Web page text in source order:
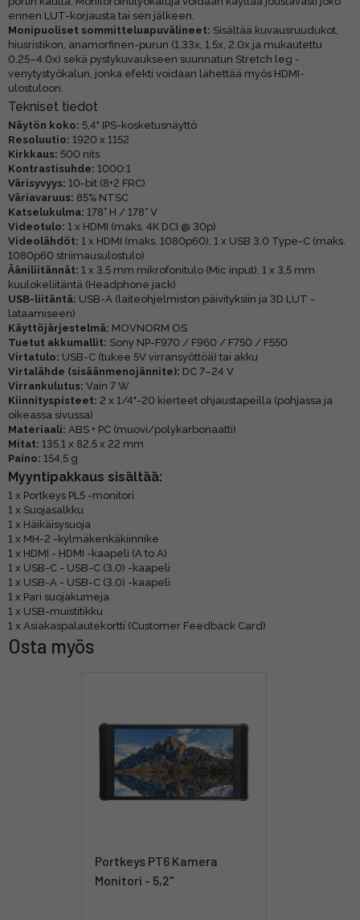
ennen LUT-korjausta tai sen jälkeen.
Monipuoliset sommitteluapuvälineet: Sisältää kuvausruudukot,
hiusristikon, anamorfinen-purun (1.33x, 1.5x, 2.0x ja mukautettu
0.25–4.0x) sekä pystykuvaukseen suunnatun Stretch leg -
venytystyökalun, jonka efekti voidaan lähettää myös HDMI-
ulostuloon.
Tekniset tiedot
Näytön koko: 5,4" IPS-kosketusnäyttö
Resoluutio: 1920 x 1152
Kirkkaus: 500 nits
Kontrastisuhde: 1000:1
Värisyvyys: 10-bit (8+2 FRC)
Väriavaruus: 85% NTSC
Katselukulma: 178° H / 178° V
Videotulo: 1 x HDMI (maks. 4K DCI @ 30p)
Videolähdöt: 1 x HDMI (maks. 1080p60), 1 x USB 3.0 Type-C (maks.
1080p60 striimausulostulo)
Ääniliitännät: 1 x 3,5 mm mikrofonitulo (Mic input), 1 x 3,5 mm
kuulokeliitäntä (Headphone jack)
USB-liitäntä: USB-A (laiteohjelmiston päivityksiin ja 3D LUT -
lataamiseen)
Käyttöjärjestelmä: MOVNORM OS
Tuetut akkumallit: Sony NP-F970 / F960 / F750 / F550
Virtatulo: USB-C (tukee 5V virransyöttöä) tai akku
Virtalähde (sisäänmenojännite): DC 7–24 V
Virrankulutus: Vain 7 W
Kiinnityspisteet: 2 x 1/4"-20 kierteet ohjaustapeilla (pohjassa ja
oikeassa sivussa)
Materiaali: ABS + PC (muovi/polykarbonaatti)
Mitat: 135,1 x 82,5 x 22 mm
Paino: 154,5 g
Myyntipakkaus sisältää:
1 x Portkeys PL5 -monitori
1 x Suojasalkku
1 x Häikäisysuoja
1 x MH-2 -kylmäkenkäkiinnike
1 x HDMI - HDMI -kaapeli (A to A)
1 x USB-C - USB-C (3.0) -kaapeli
1 x USB-A - USB-C (3.0) -kaapeli
1 x Pari suojakumeja
1 x USB-muistitikku
1 x Asiakaspalautekortti (Customer Feedback Card)
Osta myös
Portkeys PT6 Kamera
Monitori - 5,2"